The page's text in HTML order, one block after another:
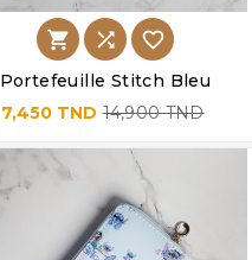
  
Portefeuille Stitch Bleu
7,450 TND 14,900 TND